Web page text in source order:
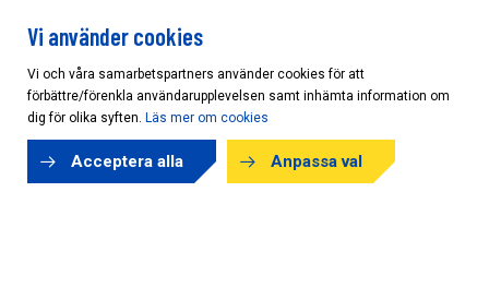
Cookieinställningar
Vi använder cookies
Vi och våra samarbetspartners använder cookies för att
förbättre/förenkla användarupplevelsen samt inhämta information om
dig för olika syften. Läs mer om cookies
Acceptera alla Anpassa val